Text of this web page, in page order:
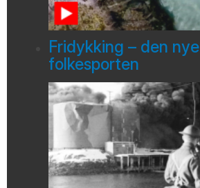
Fridykking – den nye
folkesporten